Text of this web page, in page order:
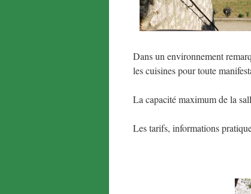
Dans un environnement
les cuisines pour toute
La capacité maximum de la
Les tarifs, informations